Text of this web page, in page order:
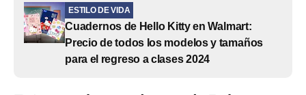
ESTILO DE VIDA
Cuadernos de Hello Kitty en Walmart:
Precio de todos los modelos y tamaños
para el regreso a clases 2024